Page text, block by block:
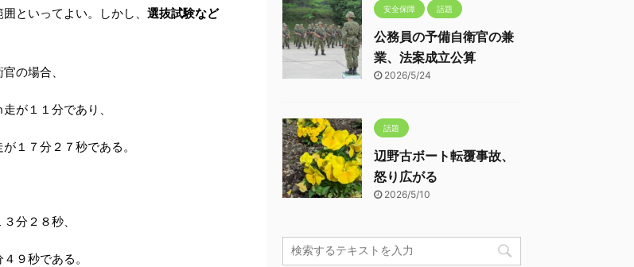
といってよい。しかし、 選抜試験など
の場合、
が１１分であり、
１７分２７秒である。
分２８秒、
９秒である。
安全保障 話題
公務員の予備自衛官の兼
業、法案成立公算
2026/5/24
話題
辺野古ボート転覆事故、
怒り広がる
2026/5/10